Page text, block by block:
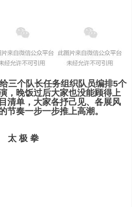
三个队长任务组织队员编排5个
，晚饭过后大家也没能顾得上
清单，大家各抒己见、各展风
节奏一步一步推上高潮。
太 极 拳